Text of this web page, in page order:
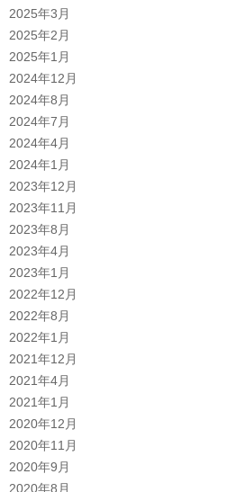
2025年3月
2025年2月
2025年1月
2024年12月
2024年8月
2024年7月
2024年4月
2024年1月
2023年12月
2023年11月
2023年8月
2023年4月
2023年1月
2022年12月
2022年8月
2022年1月
2021年12月
2021年4月
2021年1月
2020年12月
2020年11月
2020年9月
2020年8月